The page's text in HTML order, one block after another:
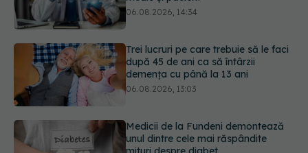
Trei lucruri pe care trebuie să le faci
după 45 de ani ca să întârzii
06.08.2026, 13:03
Medicii de la Fundeni demontează
unul dintre cele mai răspândite
06.08.2026, 11:52